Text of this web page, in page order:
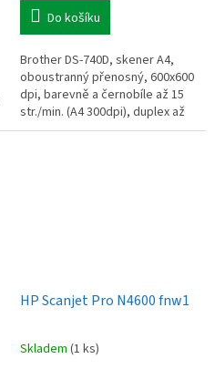
Do košíku
Brother DS-740D, skener A4,
oboustranný přenosný, 600x600
dpi, barevně a černobíle až 15
str./min. (A4 300dpi), duplex až
30 str./min., (A4 300dpi), USB
HP Scanjet Pro N4600 fnw1
Skladem (1 ks)